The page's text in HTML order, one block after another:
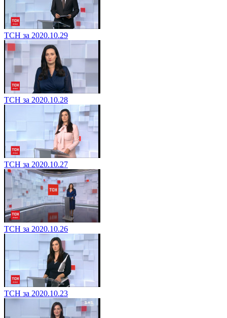
ТСН за 2020.10.29
ТСН за 2020.10.28
ТСН за 2020.10.27
ТСН за 2020.10.26
ТСН за 2020.10.23